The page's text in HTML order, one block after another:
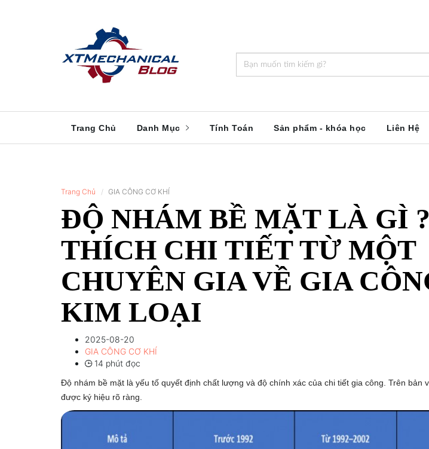
Trang Chủ Danh Mục Tính Toán Sản phẩm - khóa học Liên Hệ
Trang Chủ GIA CÔNG CƠ KHÍ
ĐỘ NHÁM BỀ MẶT LÀ GÌ
THÍCH CHI TIẾT TỪ MỘT
CHUYÊN GIA VỀ GIA
KIM LOẠI
2025-08-20
GIA CÔNG CƠ KHÍ
14 phút đọc
Độ nhám bề mặt là yếu tố quyết định chất lượng và độ chính xác của chi tiết gia công. Trên bản
được ký hiệu rõ ràng.